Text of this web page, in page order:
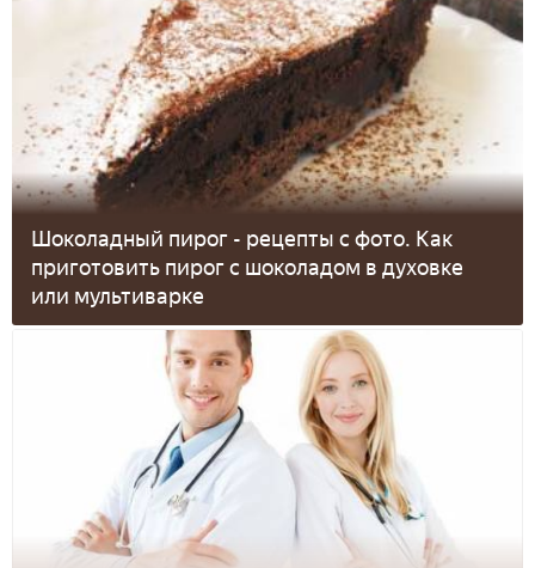
Шоколадный пирог - рецепты с фото. Как
приготовить пирог с шоколадом в духовке
или мультиварке